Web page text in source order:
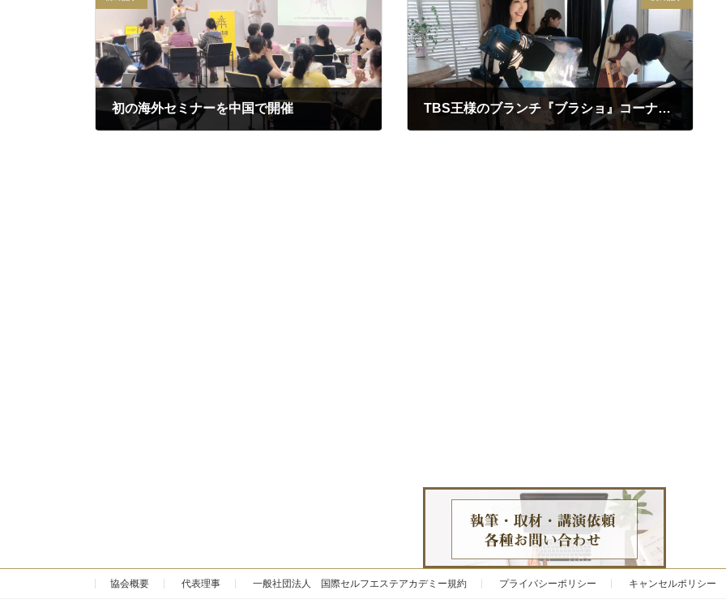
初の海外セミナーを中国で開催 TBS王様のブランチ『ブラショ』コーナーに出演いたしました
協会概要 代表理事 一般社団法人 国際セルフエステアカデミー規約 プライバシーポリシー キャンセルポリシー